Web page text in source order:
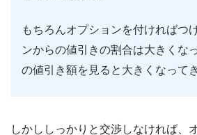
もちろんオプションを付ければつ
ンからの値引きの割合は大きくな
の値引き額を見ると大きくなって
しかししっかりと交渉しなければ、